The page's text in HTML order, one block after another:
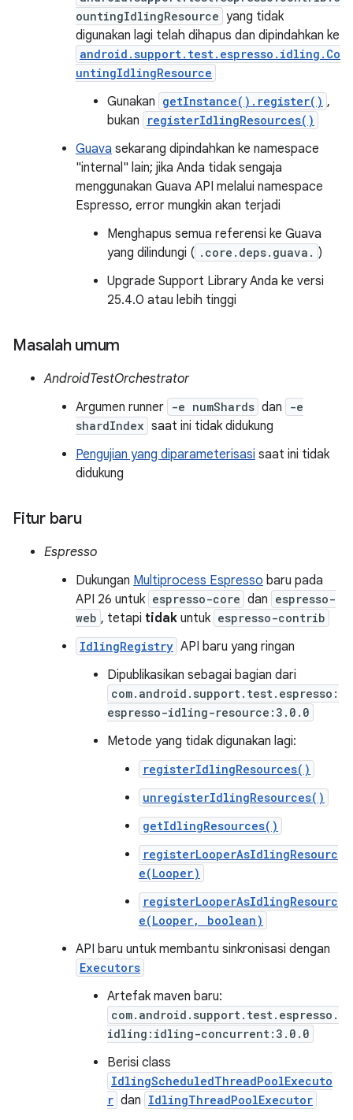
ountingIdlingResource yang tidak
digunakan lagi telah dihapus dan dipindahkan ke
android.support.test.espresso.idling.Co
untingIdlingResource
Gunakan getInstance().register() ,
bukan
registerIdlingResources()
Guava sekarang dipindahkan ke namespace
"internal" lain; jika Anda tidak sengaja
menggunakan Guava API melalui namespace
Espresso, error mungkin akan terjadi
Menghapus semua referensi ke Guava
yang dilindungi ( .core.deps.guava. )
Upgrade Support Library Anda ke versi
25.4.0 atau lebih tinggi
Masalah umum
AndroidTestOrchestrator
Argumen runner -e numShards dan
-e
shardIndex saat ini tidak didukung
Pengujian yang diparameterisasi saat ini tidak
didukung
Fitur baru
Espresso
Dukungan Multiprocess Espresso baru pada
API 26 untuk espresso-core dan espresso-
web , tetapi tidak untuk espresso-contrib
IdlingRegistry API baru yang ringan
Dipublikasikan sebagai bagian dari
com.android.support.test.espresso:
espresso-idling-resource:3.0.0
Metode yang tidak digunakan lagi:
registerIdlingResources()
unregisterIdlingResources()
getIdlingResources()
registerLooperAsIdlingResourc
e(Looper)
registerLooperAsIdlingResourc
e(Looper, boolean)
API baru untuk membantu sinkronisasi dengan
Executors
Artefak maven baru:
com.android.support.test.espresso.
idling:idling-concurrent:3.0.0
Berisi class
IdlingScheduledThreadPoolExecuto
r dan IdlingThreadPoolExecutor